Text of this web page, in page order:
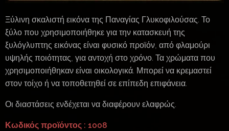
Ξύλινη σκαλιστή εικόνα της Παναγίας Γλυκοφιλούσας. Το
ξύλο που χρησιμοποιήθηκε για την κατασκευή της
ξυλόγλυπτης εικόνας είναι φυσικό προϊόν, από φλαμούρι
υψηλής ποιότητας, για αντοχή στο χρόνο. Τα χρώματα που
χρησιμοποιήθηκαν είναι οικολογικά. Μπορεί να κρεμαστεί
στον τοίχο ή να τοποθετηθεί σε επίπεδη επιφάνεια.
Οι διαστάσεις ενδέχεται να διαφέρουν ελαφρώς.
Κωδικός προϊόντος : 1008